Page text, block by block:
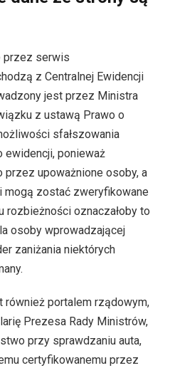
przez serwis
z Centralnej Ewidencji
jest przez Ministra
z ustawą Prawo o
sfałszowania
ewidencji, ponieważ
upoważnione osoby, a
mogą zostać zweryfikowane
rozbieżności oznaczałoby to
osoby wprowadzającej
zaniżania niektórych
również portalem rządowym,
Prezesa Rady Ministrów,
przy sprawdzaniu auta,
certyfikowanemu przez